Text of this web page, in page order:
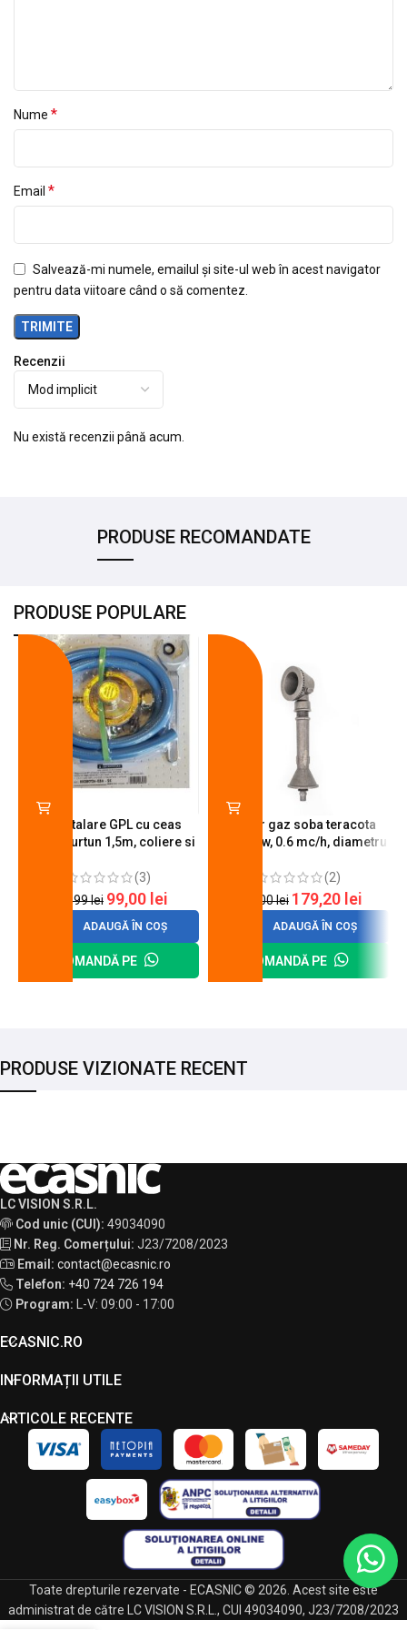
Recenzii
Nu există recenzii până acum.
Nume *
Email *
Salvează-mi numele, emailul și site-ul web în acest navigator
pentru data viitoare când o să comentez.
PRODUSE RECOMANDATE
PRODUSE POPULARE
Kit instalare GPL cu ceas
butelie, furtun 1,5m, coliere si
(3)
120,99lei 99,00 lei
ADAUGĂ ÎN COȘ
COMANDĂ PE
Arzator gaz soba teracota
A600, 6 kw, 0.6 mc/h, diametru
(2)
200,00lei 179,20 lei
ADAUGĂ ÎN COȘ
COMANDĂ PE
PRODUSE VIZIONATE RECENT
LC VISION S.R.L.
Cod unic (CUI): 49034090
Nr. Reg. Comerțului: J23/7208/2023
Email: contact@ecasnic.ro
Telefon: +40 724 726 194
Program:
L-V: 09:00 - 17:00
ECASNIC.RO
INFORMAȚII UTILE
ARTICOLE RECENTE
Toate drepturile rezervate - ECASNIC © 2026. Acest site este
administrat de către LC VISION S.R.L., CUI 49034090, J23/7208/2023